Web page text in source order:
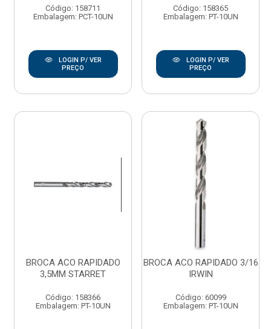
Código: 158711
Embalagem: PCT-10UN
LOGIN P/ VER
PREÇO
Código: 158365
Embalagem: PT-10UN
LOGIN P/ VER
PREÇO
BROCA ACO RAPIDADO
3,5MM STARRET
Código: 158366
Embalagem: PT-10UN
BROCA ACO RAPIDADO 3/16
IRWIN
Código: 60099
Embalagem: PT-10UN